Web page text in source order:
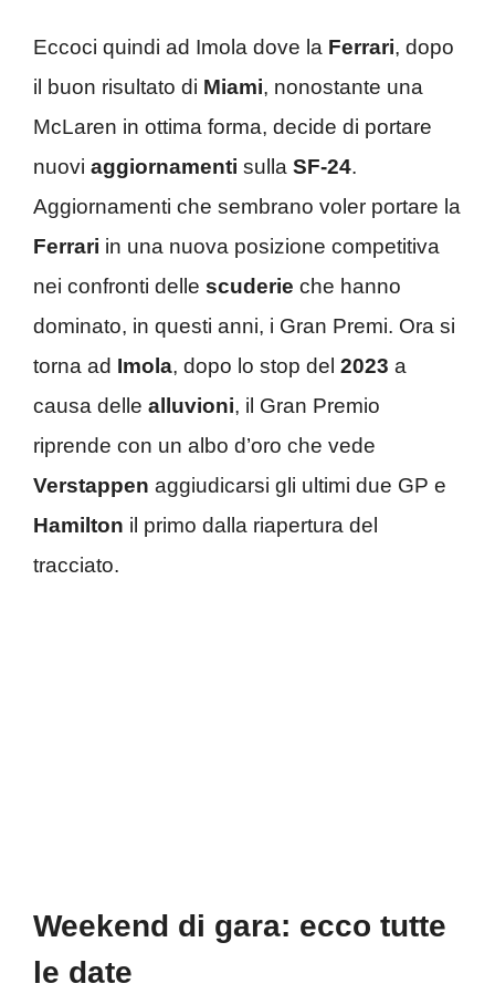
Eccoci quindi ad Imola dove la Ferrari, dopo
il buon risultato di Miami, nonostante una
McLaren in ottima forma, decide di portare
nuovi aggiornamenti sulla SF-24.
Aggiornamenti che sembrano voler portare la
Ferrari in una nuova posizione competitiva
nei confronti delle scuderie che hanno
dominato, in questi anni, i Gran Premi. Ora si
torna ad Imola, dopo lo stop del 2023 a
causa delle alluvioni, il Gran Premio
riprende con un albo d’oro che vede
Verstappen aggiudicarsi gli ultimi due GP e
Hamilton il primo dalla riapertura del
tracciato.
Weekend di gara: ecco tutte
le date